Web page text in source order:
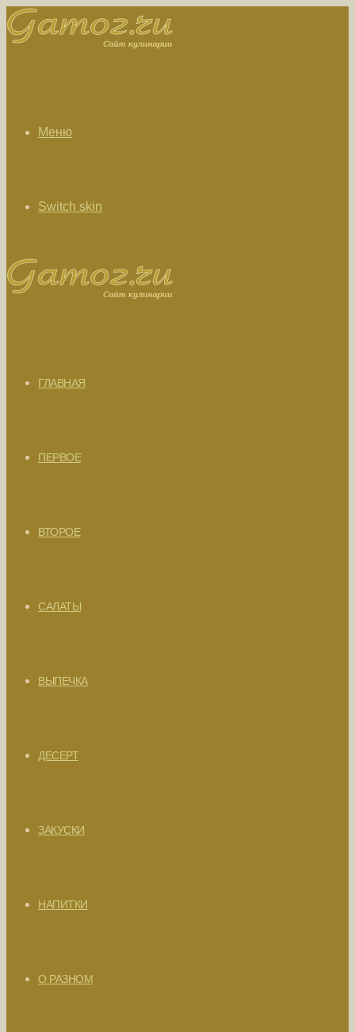
Меню
Switch skin
ГЛАВНАЯ
ПЕРВОЕ
ВТОРОЕ
САЛАТЫ
ВЫПЕЧКА
ДЕСЕРТ
ЗАКУСКИ
НАПИТКИ
О РАЗНОМ